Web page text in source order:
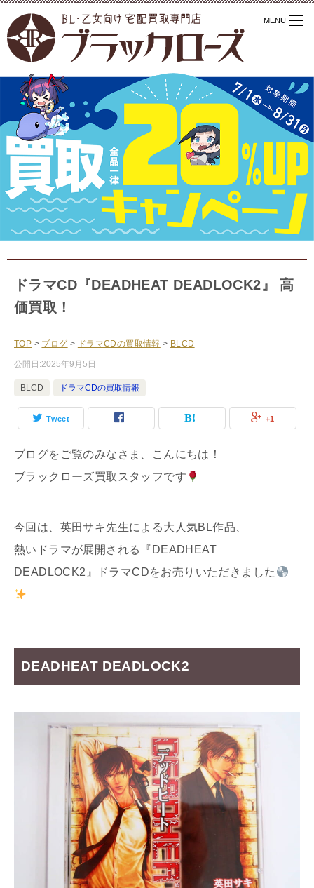
ドラマCD『DEADHEAT DEADLOCK2』 高
価買取！
TOP > ブログ > ドラマCDの買取情報 > BLCD
公開日:2025年9月5日
BLCD ドラマCDの買取情報
Tweet +1
ブログをご覧のみなさま、こんにちは！
ブラックローズ買取スタッフです
今回は、英田サキ先生による大人気BL作品、
熱いドラマが展開される『DEADHEAT
DEADLOCK2』ドラマCDをお売りいただきました
DEADHEAT DEADLOCK2